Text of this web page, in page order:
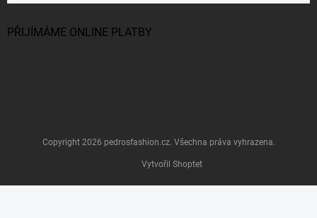
PŘIJÍMÁME ONLINE PLATBY
Vytvořil Shoptet
Copyright 2026 pedrosfashion.cz. Všechna práva vyhrazena.